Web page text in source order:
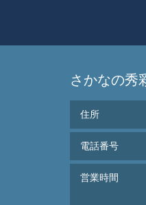
さかなの
住所
電話番号
営業時間